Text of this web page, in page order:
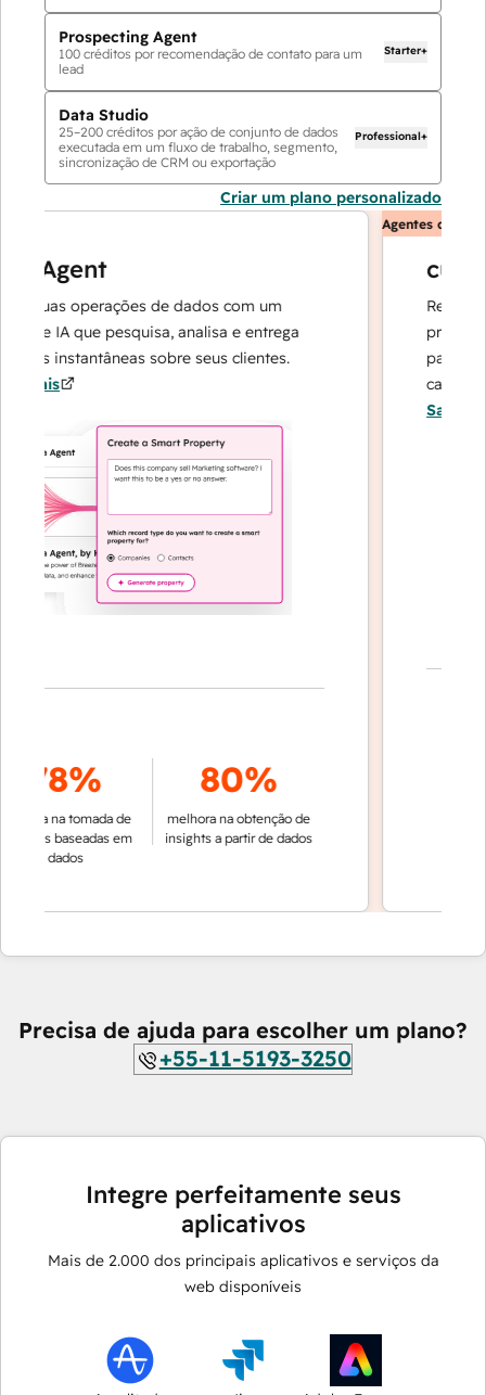
Prospecting Agent
100 créditos por recomendação de contato para um
lead
Starter+
Data Studio
25–200 créditos por ação de conjunto de dados
executada em um fluxo de trabalho, segmento,
sincronização de CRM ou exportação
Professional+
Criar um plano personalizado
Agent
suas operações de dados com um
de IA que pesquisa, analisa e entrega
instantâneas sobre seus clientes.
78%
na tomada de
baseadas em
dados
80%
melhora na obtenção de
insights a partir de dados
Agentes de IA
Resolve
precisas —
para que
casos
Saiba mais
Precisa de ajuda para escolher um plano?
+55-11-5193-3250
Integre perfeitamente seus
aplicativos
Mais de 2.000 dos principais aplicativos e serviços da
web disponíveis